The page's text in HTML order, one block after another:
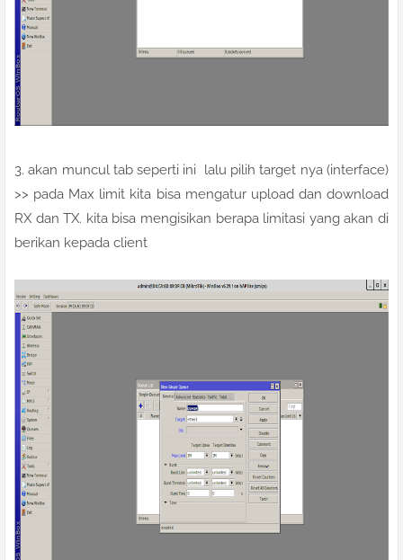
3. akan muncul tab seperti ini lalu pilih target nya (interface)
>> pada Max limit kita bisa mengatur upload dan download
RX dan TX. kita bisa mengisikan berapa limitasi yang akan di
berikan kepada client